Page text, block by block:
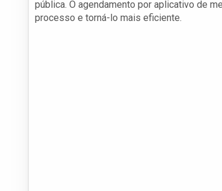
pública. O agendamento por aplicativo de
processo e torná-lo mais eficiente.